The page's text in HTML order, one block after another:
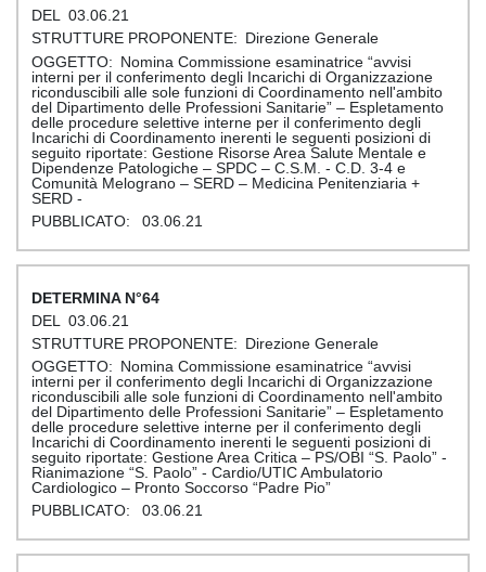
03.06.21
Direzione Generale
Nomina Commissione esaminatrice “avvisi
interni per il conferimento degli Incarichi di Organizzazione
riconduscibili alle sole funzioni di Coordinamento nell'ambito
del Dipartimento delle Professioni Sanitarie” – Espletamento
delle procedure selettive interne per il conferimento degli
Incarichi di Coordinamento inerenti le seguenti posizioni di
seguito riportate: Gestione Risorse Area Salute Mentale e
Dipendenze Patologiche – SPDC – C.S.M. - C.D. 3-4 e
Comunità Melograno – SERD – Medicina Penitenziaria +
SERD -
03.06.21
64
03.06.21
Direzione Generale
Nomina Commissione esaminatrice “avvisi
interni per il conferimento degli Incarichi di Organizzazione
riconduscibili alle sole funzioni di Coordinamento nell'ambito
del Dipartimento delle Professioni Sanitarie” – Espletamento
delle procedure selettive interne per il conferimento degli
Incarichi di Coordinamento inerenti le seguenti posizioni di
seguito riportate: Gestione Area Critica – PS/OBI “S. Paolo” -
Rianimazione “S. Paolo” - Cardio/UTIC Ambulatorio
Cardiologico – Pronto Soccorso “Padre Pio”
03.06.21